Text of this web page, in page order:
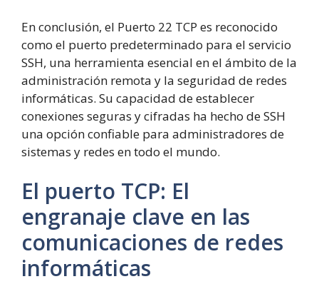
En conclusión, el Puerto 22 TCP es reconocido
como el puerto predeterminado para el servicio
SSH, una herramienta esencial en el ámbito de la
administración remota y la seguridad de redes
informáticas. Su capacidad de establecer
conexiones seguras y cifradas ha hecho de SSH
una opción confiable para administradores de
sistemas y redes en todo el mundo.
El puerto TCP: El
engranaje clave en las
comunicaciones de redes
informáticas